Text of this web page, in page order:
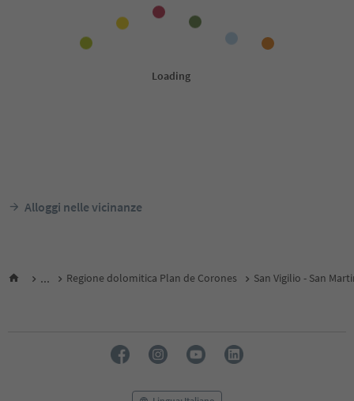
Alloggi nelle vicinanze
... Regione dolomitica Plan de Corones San Vigilio - San